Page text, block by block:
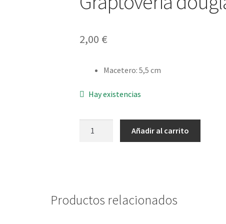
2,00 €
Macetero: 5,5 cm
Hay existencias
Añadir al carrito
Productos relacionados